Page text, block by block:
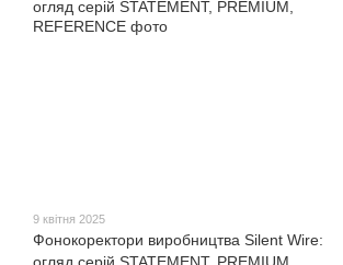
9 квітня 2025
Фонокоректори виробництва Silent Wire: